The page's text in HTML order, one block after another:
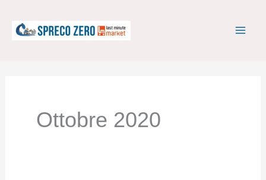
Ottobre 2020